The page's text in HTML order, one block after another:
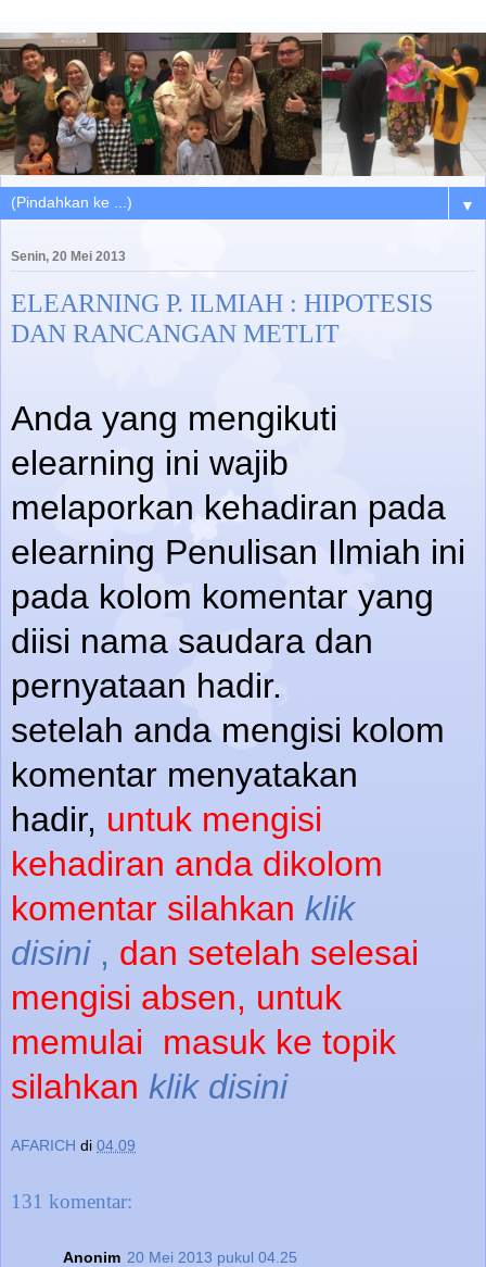
▼
Senin, 20 Mei 2013
ELEARNING P. ILMIAH : HIPOTESIS
DAN RANCANGAN METLIT
Anda yang mengikuti
elearning ini wajib
melaporkan kehadiran pada
elearning Penulisan Ilmiah ini
pada kolom komentar yang
diisi nama saudara dan
pernyataan hadir.
setelah anda mengisi kolom
komentar menyatakan
hadir, untuk mengisi
kehadiran anda dikolom
komentar silahkan klik
disini , dan setelah selesai
mengisi absen, untuk
memulai masuk ke topik
silahkan klik disini
AFARICH di 04.09
131 komentar:
Anonim 20 Mei 2013 pukul 04.25